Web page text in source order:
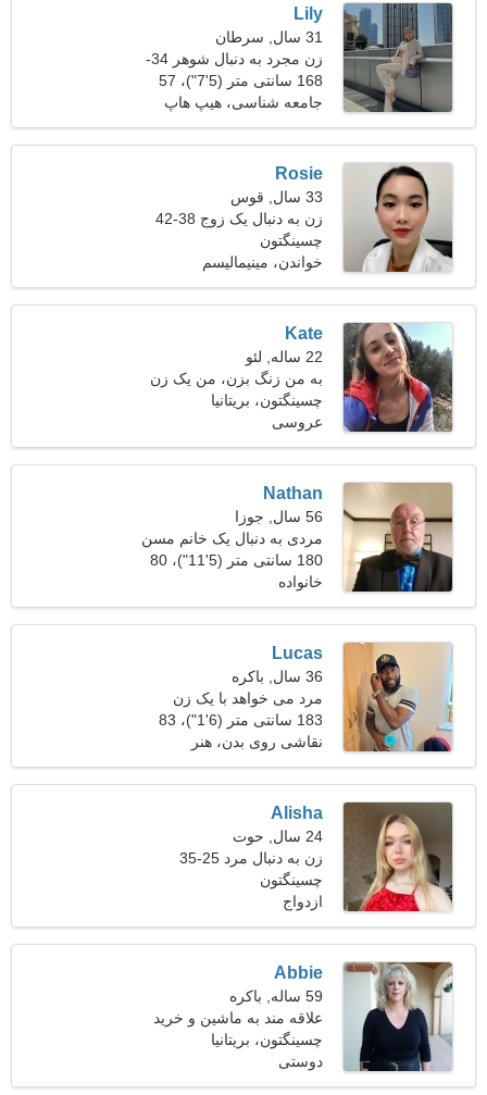
Lily
31 سال, سرطان
زن مجرد به دنبال شوهر 34-
41
168 سانتی متر (5'7")، 57
کیلوگرم (125 پوند)
جامعه شناسی، هیپ هاپ
Rosie
33 سال, قوس
زن به دنبال یک زوج 38-42
چسینگتون
خواندن، مینیمالیسم
Kate
22 ساله, لئو
به من زنگ بزن، من یک زن
واقعی هستم
چسینگتون، بریتانیا
عروسی
Nathan
56 سال, جوزا
مردی به دنبال یک خانم مسن
180 سانتی متر (5'11")، 80
کیلوگرم (176 پوند)
خانواده
Lucas
36 سال, باکره
مرد می خواهد با یک زن
ملاقات کند 25-31
183 سانتی متر (6'1")، 83
کیلوگرم (182 پوند)
نقاشی روی بدن، هنر
Alisha
24 سال, حوت
زن به دنبال مرد 25-35
چسینگتون
ازدواج
Abbie
59 ساله, باکره
علاقه مند به ماشین و خرید
چسینگتون، بریتانیا
دوستی